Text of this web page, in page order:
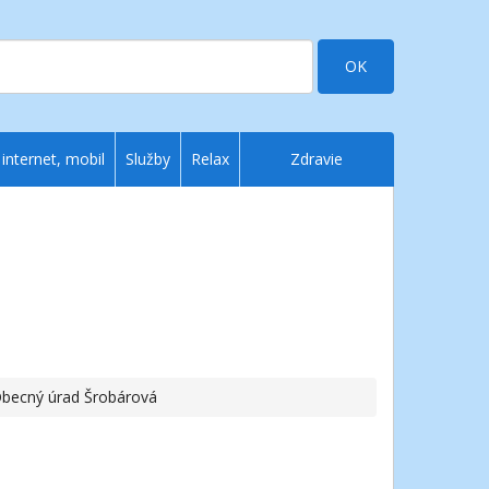
OK
úrad Šrobárová
internet, mobil Služby Relax Zdravie